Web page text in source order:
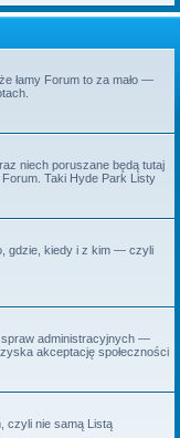
łamy Forum to za mało —
niech poruszane będą tutaj
Taki Hyde Park Listy
gdzie, kiedy i z kim — czyli
spraw administracyjnych —
akceptację społeczności
czyli nie samą Listą